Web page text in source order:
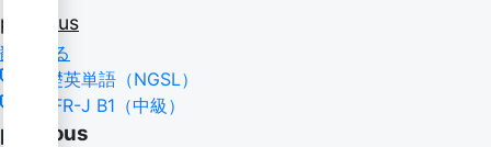
previous
翻訳する
基礎英単語（NGSL）
CEFR-J B1（中級）
previous